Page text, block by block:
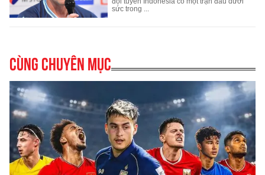
Cùng chuyên mục